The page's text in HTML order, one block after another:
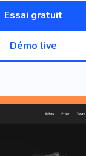
Essai gratuit
Démo live